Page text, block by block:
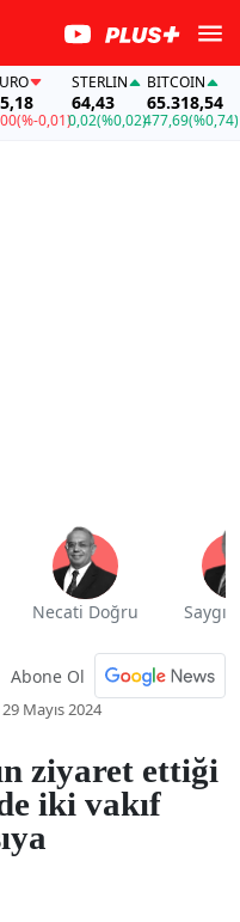
STERLIN
64,43
0,02(%0,02)
BITCOIN
65.318,54
477,69(%0,74)
ALTIN
18,37
Necati Doğru Saygı
Abone Ol
Mayıs 2024
ziyaret ettiği
iki vakıf